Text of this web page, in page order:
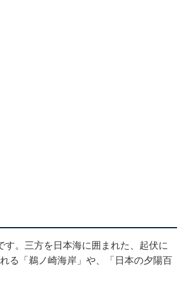
。三方を日本海に囲まれた、起伏に
る「鵜ノ崎海岸」や、「日本の夕陽百